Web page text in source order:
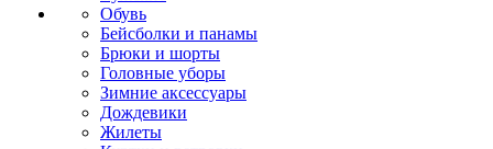
Обувь
Бейсболки и панамы
Брюки и шорты
Головные уборы
Зимние аксессуары
Дождевики
Жилеты